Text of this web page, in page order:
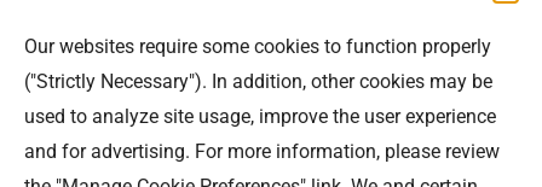
Our websites require some cookies to function properly
("Strictly Necessary"). In addition, other cookies may be
used to analyze site usage, improve the user experience
and for advertising. For more information, please review
Contáctenos
Professional Offices Park 996
San Roberto Street 5th Floor Tower III,
San Juan PR 00926